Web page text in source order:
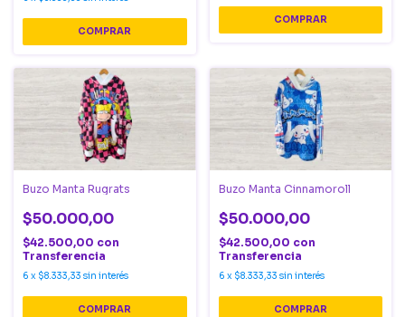
COMPRAR
COMPRAR
Buzo Manta Rugrats
$50.000,00
$42.500,00 con
Transferencia
6 x $8.333,33 sin interés
COMPRAR
Buzo Manta Cinnamoroll
$50.000,00
$42.500,00 con
Transferencia
6 x $8.333,33 sin interés
COMPRAR